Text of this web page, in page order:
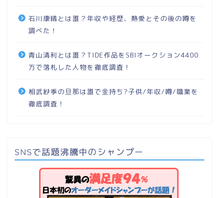
石川康晴とは誰？年収や経歴、熱愛とその後の噂を
調べた！
青山清利とは誰？TIDE作品をSBIオークション4400
万で落札した人物を徹底調査！
相武紗季の旦那は誰で金持ち?子供/年収/噂/職業を
徹底調査！
SNSで話題沸騰中のシャンプー